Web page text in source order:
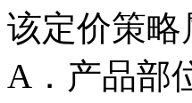
该定价策
A．产